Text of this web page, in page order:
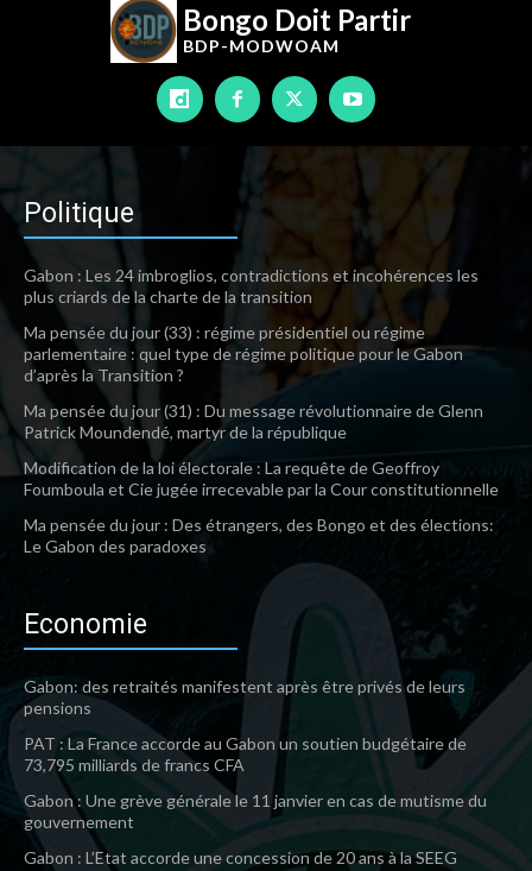
Bongo Doit Partir
BDP-MODWOAM
Politique
Gabon : Les 24 imbroglios, contradictions et incohérences les
plus criards de la charte de la transition
Ma pensée du jour (33) : régime présidentiel ou régime
parlementaire : quel type de régime politique pour le Gabon
d’après la Transition ?
Ma pensée du jour (31) : Du message révolutionnaire de Glenn
Patrick Moundendé, martyr de la république
Modification de la loi électorale : La requête de Geoffroy
Foumboula et Cie jugée irrecevable par la Cour constitutionnelle
Ma pensée du jour : Des étrangers, des Bongo et des élections:
Le Gabon des paradoxes
Economie
Gabon: des retraités manifestent après être privés de leurs
pensions
PAT : La France accorde au Gabon un soutien budgétaire de
73,795 milliards de francs CFA
Gabon : Une grève générale le 11 janvier en cas de mutisme du
gouvernement
Gabon : L’Etat accorde une concession de 20 ans à la SEEG